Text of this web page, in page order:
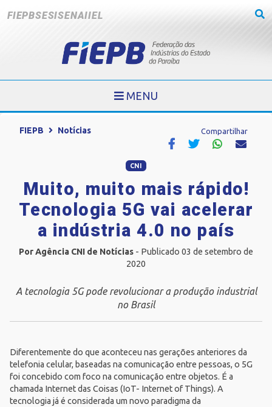
FIEPBSESISENAIIEL
MENU
FIEPB Notícias Compartilhar
CNI
Muito, muito mais rápido!
Tecnologia 5G vai acelerar
a indústria 4.0 no país
Por Agência CNI de Notícias - Publicado 03 de setembro de
2020
A tecnologia 5G pode revolucionar a produção industrial
no Brasil
Diferentemente do que aconteceu nas gerações anteriores da
telefonia celular, baseadas na comunicação entre pessoas, o 5G
foi concebido com foco na comunicação entre objetos. É a
chamada Internet das Coisas (IoT- Internet of Things). A
tecnologia já é considerada um novo paradigma da